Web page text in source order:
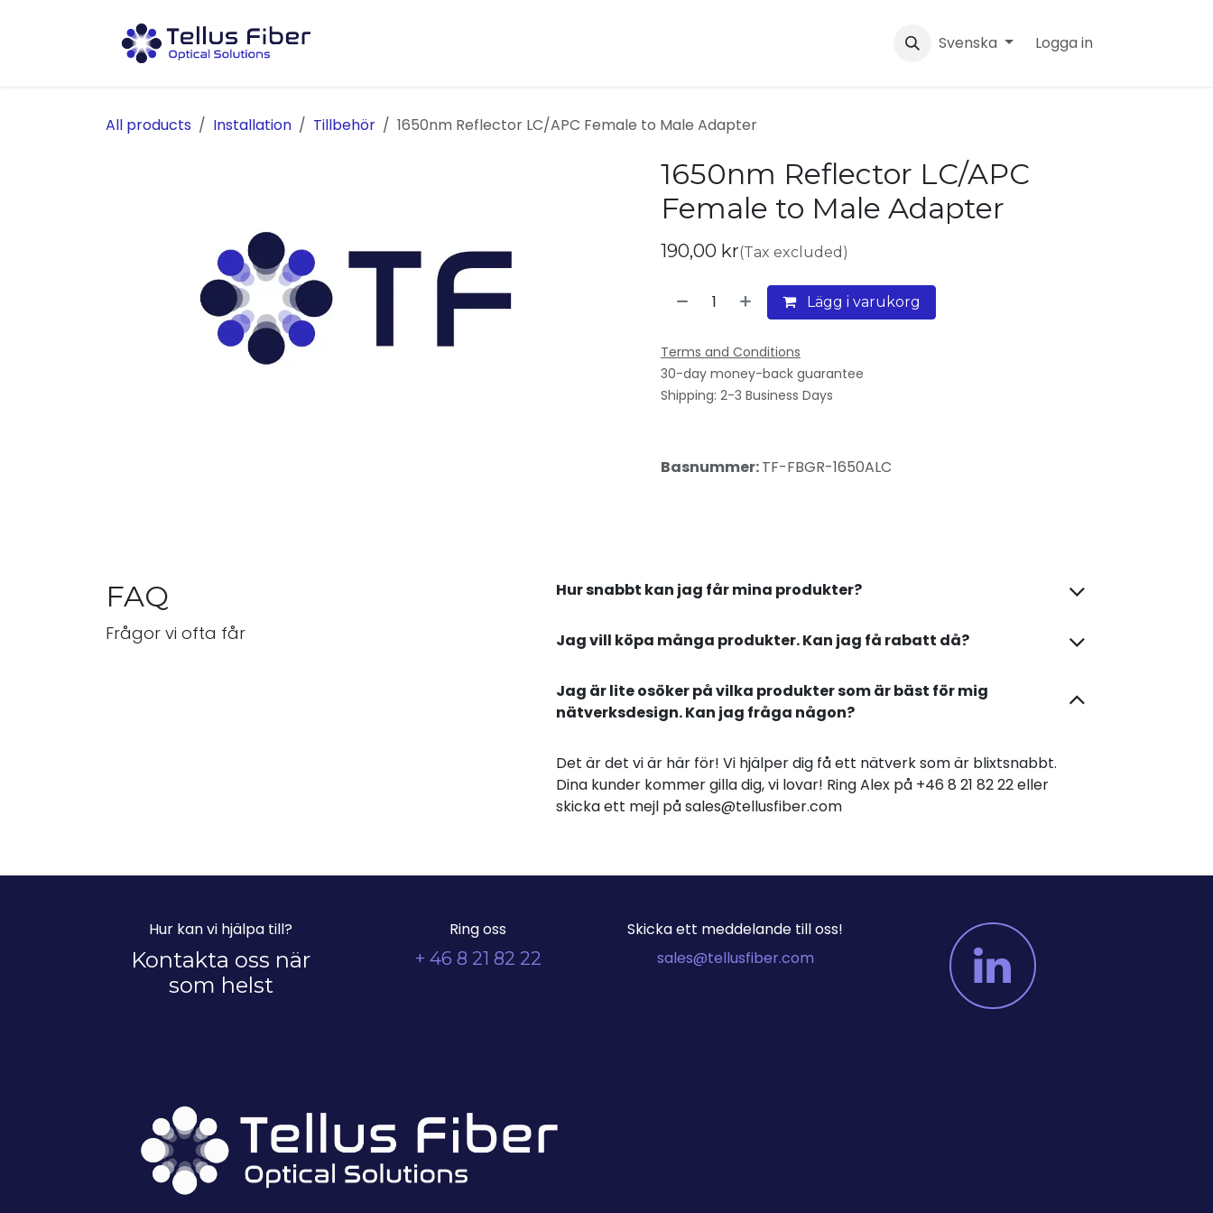
Svenska Logga in
All products Installation Tillbehör 1650nm Reflector LC/APC Female to Male Adapter
1650nm Reflector LC/APC
Female to Male Adapter
190,00 kr(Tax excluded)
Lägg i varukorg
Terms and Conditions
30-day money-back guarantee
Shipping: 2-3 Business Days
Basnummer:TF-FBGR-1650ALC
FAQ
Frågor vi ofta får
Hur snabbt kan jag får mina produkter?
Jag vill köpa många produkter. Kan jag få rabatt då?
Jag är lite osöker på vilka produkter som är bäst för mig
nätverksdesign. Kan jag fråga någon?
Det är det vi är här för! Vi hjälper dig få ett nätverk som är blixtsnabbt.
Dina kunder kommer gilla dig, vi lovar! Ring Alex på +46 8 21 82 22 eller
skicka ett mejl på sales@tellusfiber.com
Hur kan vi hjälpa till?
Kontakta oss när
som helst
Ring oss
+ 46 8 21 82 22
Skicka ett meddelande till oss!
sales@tellusfiber.com